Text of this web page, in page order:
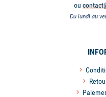
ou
Du lundi au